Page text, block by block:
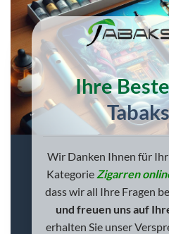
Ihre
Wir Danken Ihnen für
KategorieZigarren
dass wir all Ihre Fragen
und freuen uns auf
erhalten Sie unser